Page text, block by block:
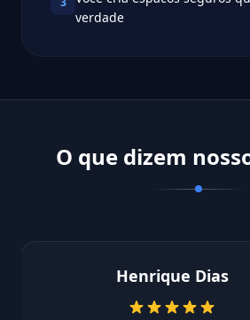
verdade
O que dizem
Henrique Dias